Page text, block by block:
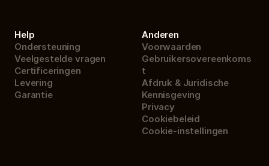
Help
Ondersteuning
Veelgestelde vragen
Certificeringen
Levering
Garantie
Anderen
Voorwaarden
Gebruikersovereenkoms
t
Afdruk & Juridische
Kennisgeving
Privacy
Cookiebeleid
Cookie-instellingen